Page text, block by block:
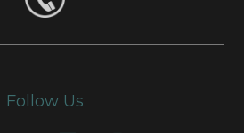
Follow Us